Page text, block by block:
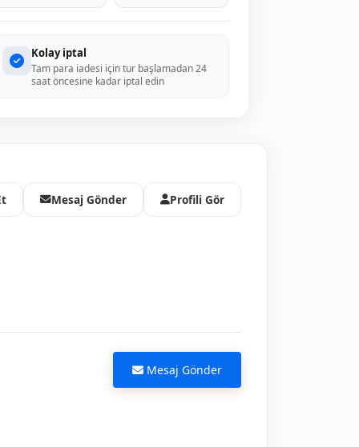
Kolay iptal
Tam para iadesi için tur başlamadan 24
saat öncesine kadar iptal edin
Mesaj Gönder Profili Gör
Mesaj Gönder